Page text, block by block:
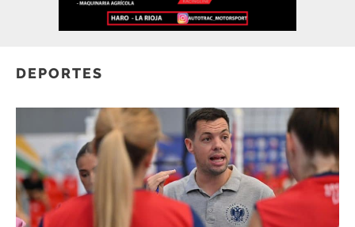
DEPORTES